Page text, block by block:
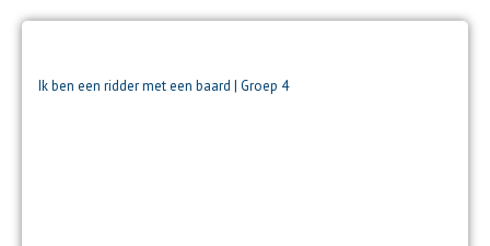
Ik ben een ridder met een baard | Groep 4